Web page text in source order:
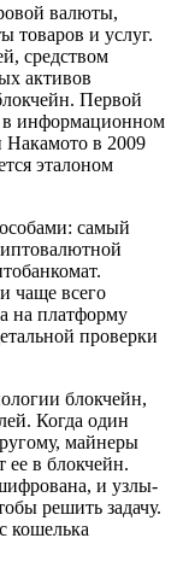
валюты,
товаров и услуг.
средством
активов
Первой
информационном
Накамото в 2009
эталоном
самый
чаще всего
на платформу
проверки
блокчейн,
Когда один
майнеры
ее в блокчейн.
и узлы-
решить задачу.
кошелька